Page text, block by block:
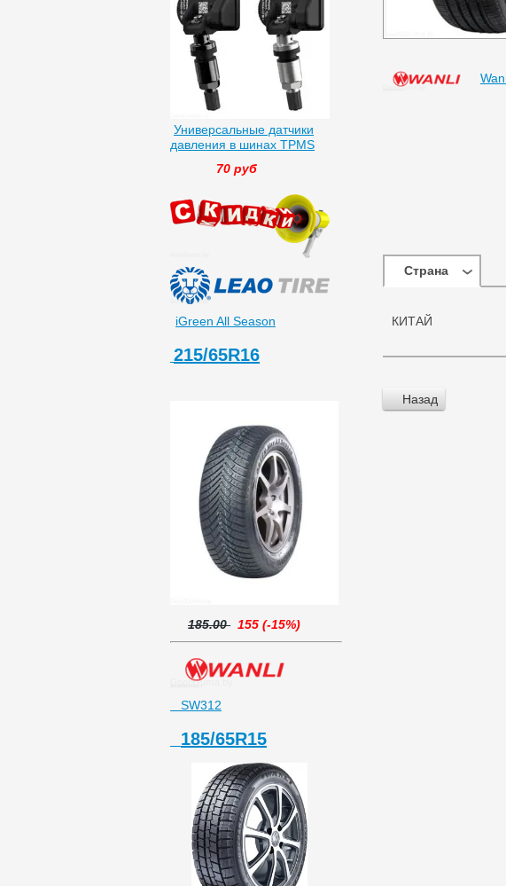
Универсальные датчики
давления в шинах TPMS
70 руб
iGreen All Season
215/65R16
185.00 155 (-15%)
SW312
185/65R15
Страна
КИТАЙ
Назад